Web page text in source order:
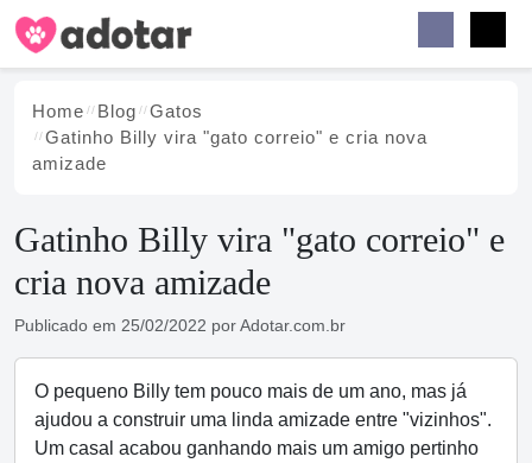
Home Blog
Gatos
Gatinho Billy vira "gato correio" e cria nova
amizade
Gatinho Billy vira "gato correio" e
cria nova amizade
Publicado em 25/02/2022 porAdotar.com.br
O pequeno Billy tem pouco mais de um ano, mas já
ajudou a construir uma linda amizade entre "vizinhos".
Um casal acabou ganhando mais um amigo pertinho